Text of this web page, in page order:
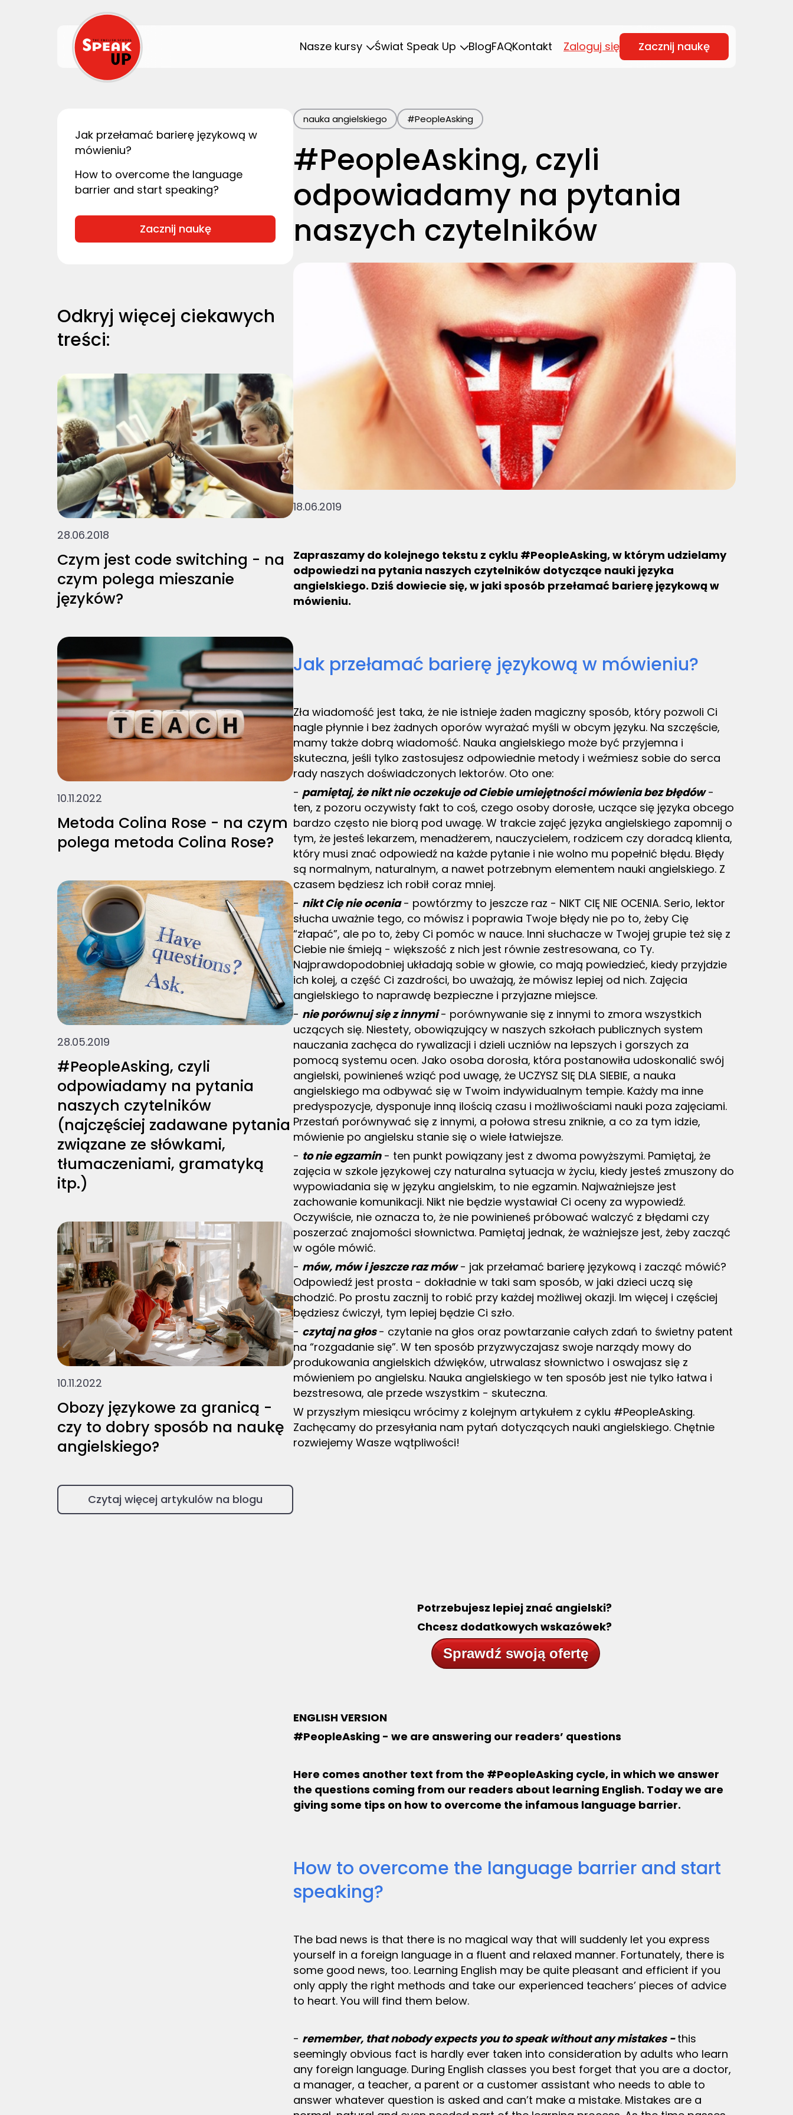
Nasze kursy Świat Speak Up BlogFAQKontakt Zaloguj się Zacznij naukę
Jak przełamać barierę językową w
mówieniu?
How to overcome the language
barrier and start speaking?
Zacznij naukę
Odkryj więcej ciekawych
treści:
28.06.2018
Czym jest code switching - na
czym polega mieszanie
języków?
10.11.2022
Metoda Colina Rose - na czym
polega metoda Colina Rose?
28.05.2019
#PeopleAsking, czyli
odpowiadamy na pytania
naszych czytelników
(najczęściej zadawane pytania
związane ze słówkami,
tłumaczeniami, gramatyką
itp.)
10.11.2022
Obozy językowe za granicą -
czy to dobry sposób na naukę
angielskiego?
Czytaj więcej artykulów na blogu
nauka angielskiego #PeopleAsking
#PeopleAsking, czyli
odpowiadamy na pytania
naszych czytelników
18.06.2019
Zapraszamy do kolejnego tekstu z cyklu #PeopleAsking, w którym udzielamy
odpowiedzi na pytania naszych czytelników dotyczące nauki języka
angielskiego. Dziś dowiecie się, w jaki sposób przełamać barierę językową w
mówieniu.
Jak przełamać barierę językową w mówieniu?
Zła wiadomość jest taka, że nie istnieje żaden magiczny sposób, który pozwoli Ci
nagle płynnie i bez żadnych oporów wyrażać myśli w obcym języku. Na szczęście,
mamy także dobrą wiadomość. Nauka angielskiego może być przyjemna i
skuteczna, jeśli tylko zastosujesz odpowiednie metody i weźmiesz sobie do serca
rady naszych doświadczonych lektorów. Oto one:
- pamiętaj, że nikt nie oczekuje od Ciebie umiejętności mówienia bez błędów-
ten, z pozoru oczywisty fakt to coś, czego osoby dorosłe, uczące się języka obcego
bardzo często nie biorą pod uwagę. W trakcie zajęć języka angielskiego zapomnij o
tym, że jesteś lekarzem, menadżerem, nauczycielem, rodzicem czy doradcą klienta,
który musi znać odpowiedź na każde pytanie i nie wolno mu popełnić błędu. Błędy
są normalnym, naturalnym, a nawet potrzebnym elementem nauki angielskiego. Z
czasem będziesz ich robił coraz mniej.
- nikt Cię nie ocenia- powtórzmy to jeszcze raz - NIKT CIĘ NIE OCENIA. Serio, lektor
słucha uważnie tego, co mówisz i poprawia Twoje błędy nie po to, żeby Cię
“złapać”, ale po to, żeby Ci pomóc w nauce. Inni słuchacze w Twojej grupie też się z
Ciebie nie śmieją - większość z nich jest równie zestresowana, co Ty.
Najprawdopodobniej układają sobie w głowie, co mają powiedzieć, kiedy przyjdzie
ich kolej, a część Ci zazdrości, bo uważają, że mówisz lepiej od nich. Zajęcia
angielskiego to naprawdę bezpieczne i przyjazne miejsce.
- nie porównuj się z innymi- porównywanie się z innymi to zmora wszystkich
uczących się. Niestety, obowiązujący w naszych szkołach publicznych system
nauczania zachęca do rywalizacji i dzieli uczniów na lepszych i gorszych za
pomocą systemu ocen. Jako osoba dorosła, która postanowiła udoskonalić swój
angielski, powinieneś wziąć pod uwagę, że UCZYSZ SIĘ DLA SIEBIE, a nauka
angielskiego ma odbywać się w Twoim indywidualnym tempie. Każdy ma inne
predyspozycje, dysponuje inną ilością czasu i możliwościami nauki poza zajęciami.
Przestań porównywać się z innymi, a połowa stresu zniknie, a co za tym idzie,
mówienie po angielsku stanie się o wiele łatwiejsze.
- to nie egzamin- ten punkt powiązany jest z dwoma powyższymi. Pamiętaj, że
zajęcia w szkole językowej czy naturalna sytuacja w życiu, kiedy jesteś zmuszony do
wypowiadania się w języku angielskim, to nie egzamin. Najważniejsze jest
zachowanie komunikacji. Nikt nie będzie wystawiał Ci oceny za wypowiedź.
Oczywiście, nie oznacza to, że nie powinieneś próbować walczyć z błędami czy
poszerzać znajomości słownictwa. Pamiętaj jednak, że ważniejsze jest, żeby zacząć
w ogóle mówić.
- mów, mów i jeszcze raz mów- jak przełamać barierę językową i zacząć mówić?
Odpowiedź jest prosta - dokładnie w taki sam sposób, w jaki dzieci uczą się
chodzić. Po prostu zacznij to robić przy każdej możliwej okazji. Im więcej i częściej
będziesz ćwiczył, tym lepiej będzie Ci szło.
- czytaj na głos- czytanie na głos oraz powtarzanie całych zdań to świetny patent
na “rozgadanie się”. W ten sposób przyzwyczajasz swoje narządy mowy do
produkowania angielskich dźwięków, utrwalasz słownictwo i oswajasz się z
mówieniem po angielsku. Nauka angielskiego w ten sposób jest nie tylko łatwa i
bezstresowa, ale przede wszystkim - skuteczna.
W przyszłym miesiącu wrócimy z kolejnym artykułem z cyklu #PeopleAsking.
Zachęcamy do przesyłania nam pytań dotyczących nauki angielskiego. Chętnie
rozwiejemy Wasze wątpliwości!
Potrzebujesz lepiej znać angielski?
Chcesz dodatkowych wskazówek?
Sprawdź swoją ofertę
ENGLISH VERSION
#PeopleAsking - we are answering our readers’ questions
Here comes another text from the #PeopleAsking cycle, in which we answer
the questions coming from our readers about learning English. Today we are
giving some tips on how to overcome the infamous language barrier.
How to overcome the language barrier and start
speaking?
The bad news is that there is no magical way that will suddenly let you express
yourself in a foreign language in a fluent and relaxed manner. Fortunately, there is
some good news, too. Learning English may be quite pleasant and efficient if you
only apply the right methods and take our experienced teachers’ pieces of advice
to heart. You will find them below.
- remember, that nobody expects you to speak without any mistakes -this
seemingly obvious fact is hardly ever taken into consideration by adults who learn
any foreign language. During English classes you best forget that you are a doctor,
a manager, a teacher, a parent or a customer assistant who needs to able to
answer whatever question is asked and can’t make a mistake. Mistakes are a